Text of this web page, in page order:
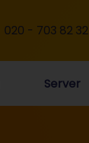
020 - 703 82 32
Server